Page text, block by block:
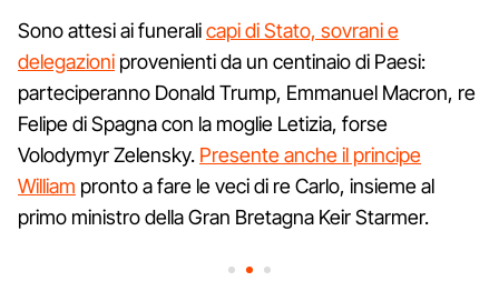
Sono attesi ai funeralicapi di Stato, sovrani e
delegazioni provenienti da un centinaio di Paesi:
parteciperanno Donald Trump, Emmanuel Macron, re
Felipe di Spagna con la moglie Letizia, forse
Volodymyr Zelensky. Presente anche il principe
William pronto a fare le veci di re Carlo, insieme al
primo ministro della Gran Bretagna Keir Starmer.